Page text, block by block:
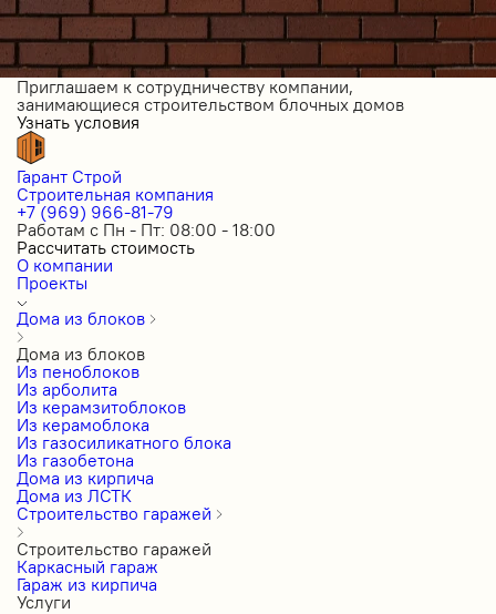
Приглашаем к сотрудничеству компании,
занимающиеся строительством блочных домов
Узнать условия
Гарант Строй
Строительная компания
+7 (969) 966-81-79
Работам с Пн - Пт: 08:00 - 18:00
Рассчитать стоимость
О компании
Проекты
Дома из блоков
Дома из блоков
Из пеноблоков
Из арболита
Из керамзитоблоков
Из керамоблока
Из газосиликатного блока
Из газобетона
Дома из кирпича
Дома из ЛСТК
Строительство гаражей
Строительство гаражей
Каркасный гараж
Гараж из кирпича
Услуги